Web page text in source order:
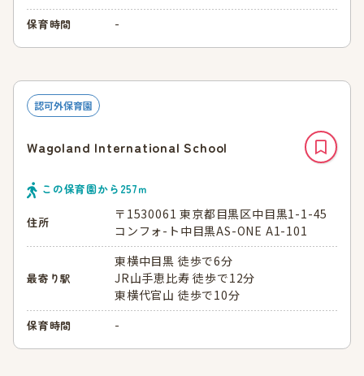
保育時間 -
認可外保育園
Wagoland International School
この保育園から 257ｍ
住所
〒1530061 東京都目黒区中目黒1-1-45
コンフォ-ト中目黒AS-ONE A1-101
最寄り駅
東横中目黒 徒歩で6分
JR山手恵比寿 徒歩で12分
東横代官山 徒歩で10分
保育時間 -